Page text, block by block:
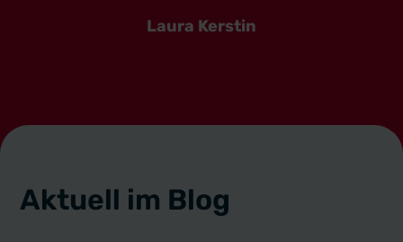
Laura Kerstin
Aktuell im Blog